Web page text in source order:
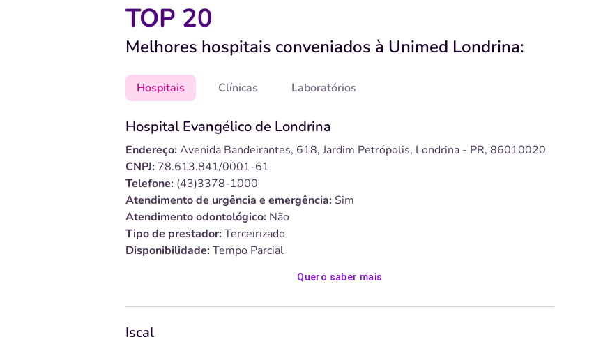
TOP 20
Melhores hospitais conveniados à Unimed Londrina:
Hospitais Clínicas Laboratórios
Hospital Evangélico de Londrina
Endereço:Avenida Bandeirantes, 618, Jardim Petrópolis, Londrina - PR, 86010020
CNPJ: 78.613.841/0001-61
Telefone: (43)3378-1000
Atendimento de urgência e emergência: Sim
Atendimento odontológico: Não
Tipo de prestador:Terceirizado
Disponibilidade:Tempo Parcial
Quero saber mais
Iscal